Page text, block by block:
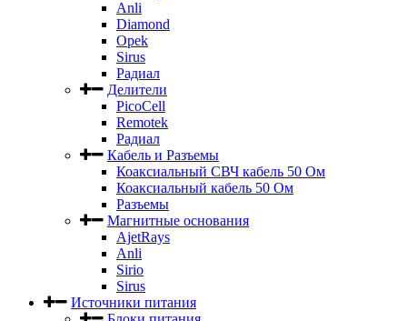
Anli
Diamond
Opek
Sirus
Радиал
Делители
PicoCell
Remotek
Радиал
Кабель и Разъемы
Коаксиальный СВЧ кабель 50 Ом
Коаксиальный кабель 50 Ом
Разъемы
Магнитные основания
AjetRays
Anli
Sirio
Sirus
Источники питания